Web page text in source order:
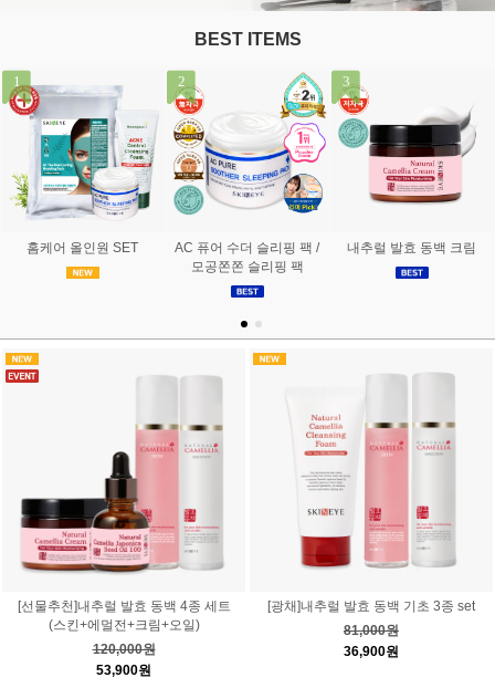
BEST ITEMS
1
홈케어 올인원 SET
2
AC 퓨어 수더 슬리핑 팩 /
모공쫀쫀 슬리핑 팩
3
내추럴 발효 동백 크림
[선물추천]내추럴 발효 동백 4종 세트
(스킨+에멀전+크림+오일)
120,000원
53,900원
[광채]내추럴 발효 동백 기초 3종 set
81,000원
36,900원